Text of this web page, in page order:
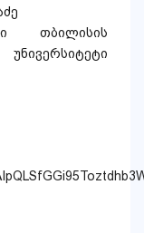
თბილისის